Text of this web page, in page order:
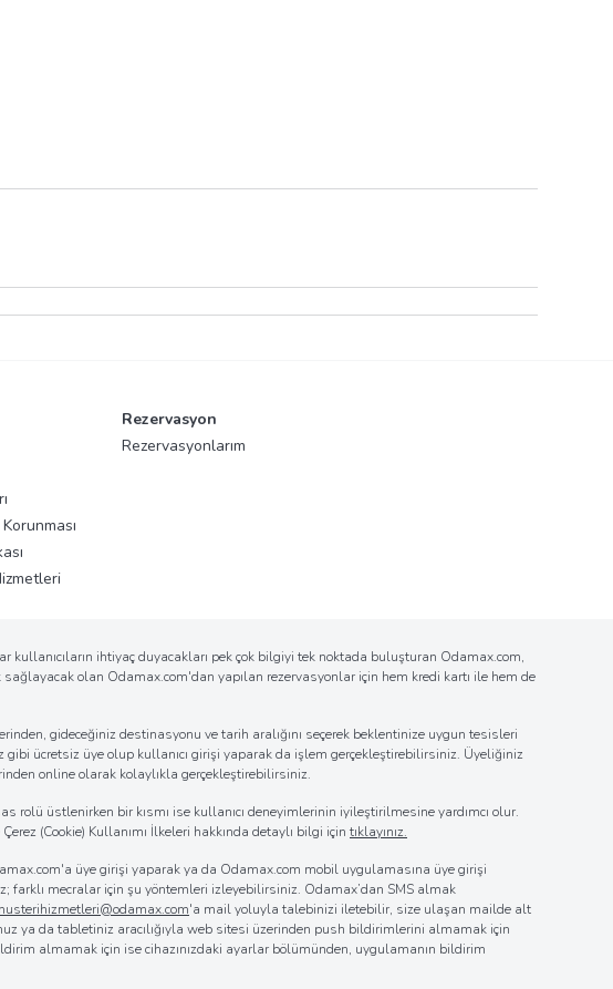
Rezervasyon
Rezervasyonlarım
ihtiyaç duyacakları pek çok bilgiyi tek noktada buluşturan Odamax.com,
olan Odamax.com'dan yapılan rezervasyonlar için hem kredi kartı ile hem de
gideceğiniz destinasyonu ve tarih aralığını seçerek beklentinize uygun tesisleri
ücretsiz üye olup kullanıcı girişi yaparak da işlem gerçekleştirebilirsiniz. Üyeliğiniz
online olarak kolaylıkla gerçekleştirebilirsiniz.
üstlenirken bir kısmı ise kullanıcı deneyimlerinin iyileştirilmesine yardımcı olur.
(Cookie) Kullanımı İlkeleri hakkında detaylı bilgi için tıklayınız.
üye girişi yaparak ya da Odamax.com mobil uygulamasına üye girişi
mecralar için şu yöntemleri izleyebilirsiniz. Odamax’dan SMS almak
'a mail yoluyla talebinizi iletebilir, size ulaşan mailde alt
ya da tabletiniz aracılığıyla web sitesi üzerinden push bildirimlerini almamak için
almamak için ise cihazınızdaki ayarlar bölümünden, uygulamanın bildirim